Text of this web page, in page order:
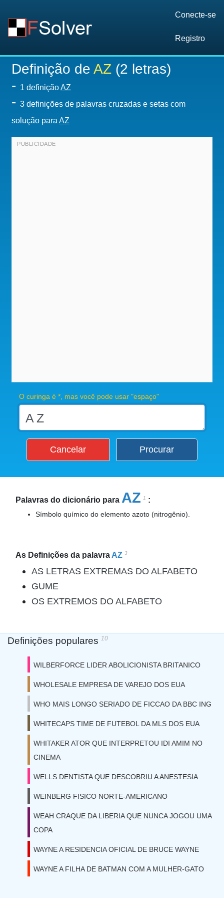
Conecte-se
Registro
Definição de AZ (2 letras)
- 1 definiçãoAZ
- 3 definições de palavras cruzadas e setas com
solução para AZ
O curinga é *, mas você pode usar "espaço"
Cancelar Procurar
Palavras do dicionário para AZ 1 :
Símbolo químico do elemento azoto (nitrogênio).
As Definições da palavra AZ 3
AS LETRAS EXTREMAS DO ALFABETO
GUME
OS EXTREMOS DO ALFABETO
Definições populares 10
WILBERFORCE LIDER ABOLICIONISTA BRITANICO
WHOLESALE EMPRESA DE VAREJO DOS EUA
WHO MAIS LONGO SERIADO DE FICCAO DA BBC ING
WHITECAPS TIME DE FUTEBOL DA MLS DOS EUA
WHITAKER ATOR QUE INTERPRETOU IDI AMIM NO
CINEMA
WELLS DENTISTA QUE DESCOBRIU A ANESTESIA
WEINBERG FISICO NORTE-AMERICANO
WEAH CRAQUE DA LIBERIA QUE NUNCA JOGOU UMA
COPA
WAYNE A RESIDENCIA OFICIAL DE BRUCE WAYNE
WAYNE A FILHA DE BATMAN COM A MULHER-GATO